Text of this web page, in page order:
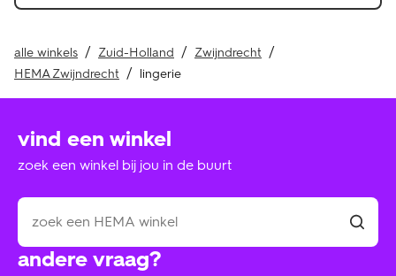
alle winkels Zuid-Holland
Zwijndrecht
HEMA Zwijndrecht
lingerie
andere vraag?
vind een winkel
zoek een winkel bij jou in de buurt